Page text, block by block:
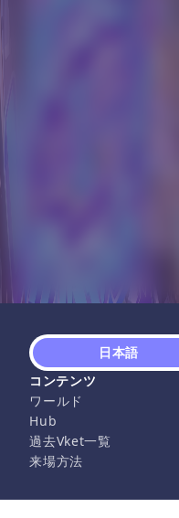
日本語
コンテンツ
ワールド
Hub
過去Vket一覧
来場方法